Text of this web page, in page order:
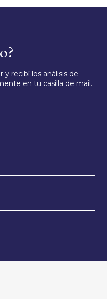
recibí los análisis de
en tu casilla de mail.